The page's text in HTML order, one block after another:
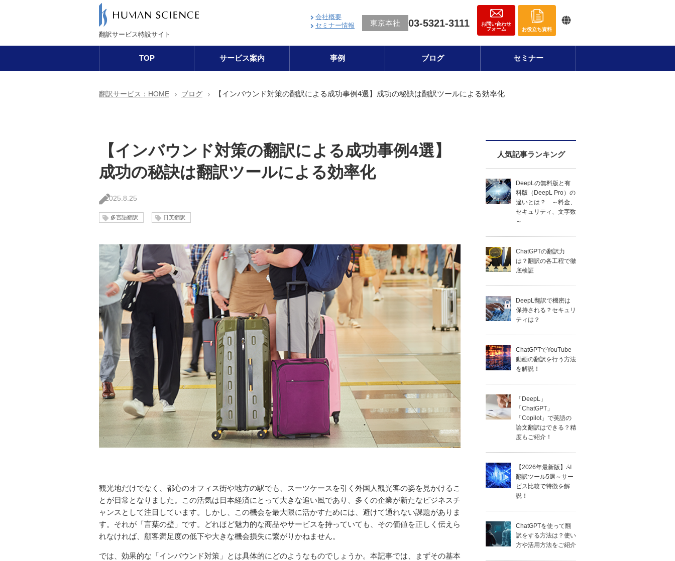
翻訳サービス特設サイト
会社概要
セミナー情報
東京本社 03-5321-3111
お問い合わせ
フォーム
お役立ち資料
TOP サービス案内 事例 ブログ セミナー
翻訳サービス：HOME ブログ 【インバウンド対策の翻訳による成功事例4選】成功の秘訣は翻訳ツールによる効率化
【インバウンド対策の翻訳による成功事例4選】
成功の秘訣は翻訳ツールによる効率化
2025.8.25
多言語翻訳 日英翻訳
観光地だけでなく、都心のオフィス街や地方の駅でも、スーツケースを引く外国人観光客の姿を見かけるこ
とが日常となりました。この活気は日本経済にとって大きな追い風であり、多くの企業が新たなビジネスチ
ャンスとして注目しています。しかし、この機会を最大限に活かすためには、避けて通れない課題がありま
す。それが「言葉の壁」です。どれほど魅力的な商品やサービスを持っていても、その価値を正しく伝えら
れなければ、顧客満足度の低下や大きな機会損失に繋がりかねません。
では、効果的な「インバウンド対策」とは具体的にどのようなものでしょうか。本記事では、まずその基本
人気記事ランキング
DeepLの無料版と有
料版（DeepL Pro）の
違いとは？ ～料金、
セキュリティ、文字数
～
ChatGPTの翻訳力
は？翻訳の各工程で徹
底検証
DeepL翻訳で機密は
保持される？セキュリ
ティは？
ChatGPTでYouTube
動画の翻訳を行う方法
を解説！
「DeepL」
「ChatGPT」
「Copilot」で英語の
論文翻訳はできる？精
度もご紹介！
【2026年最新版】AI
翻訳ツール5選～サー
ビス比較で特徴を解
説！
ChatGPTを使って翻
訳をする方法は？使い
方や活用方法をご紹介